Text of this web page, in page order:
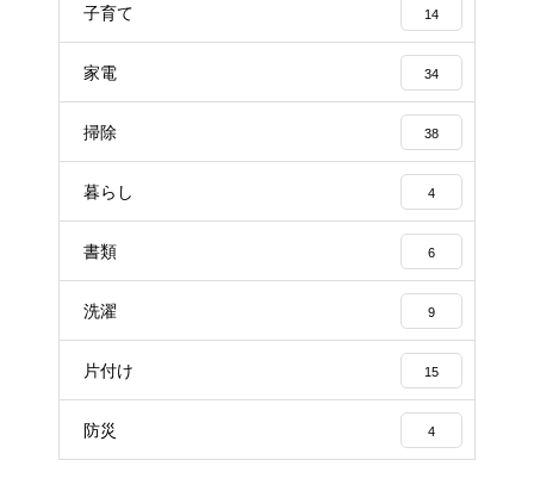
子育て 14
家電 34
掃除 38
暮らし 4
書類 6
洗濯 9
片付け 15
防災 4